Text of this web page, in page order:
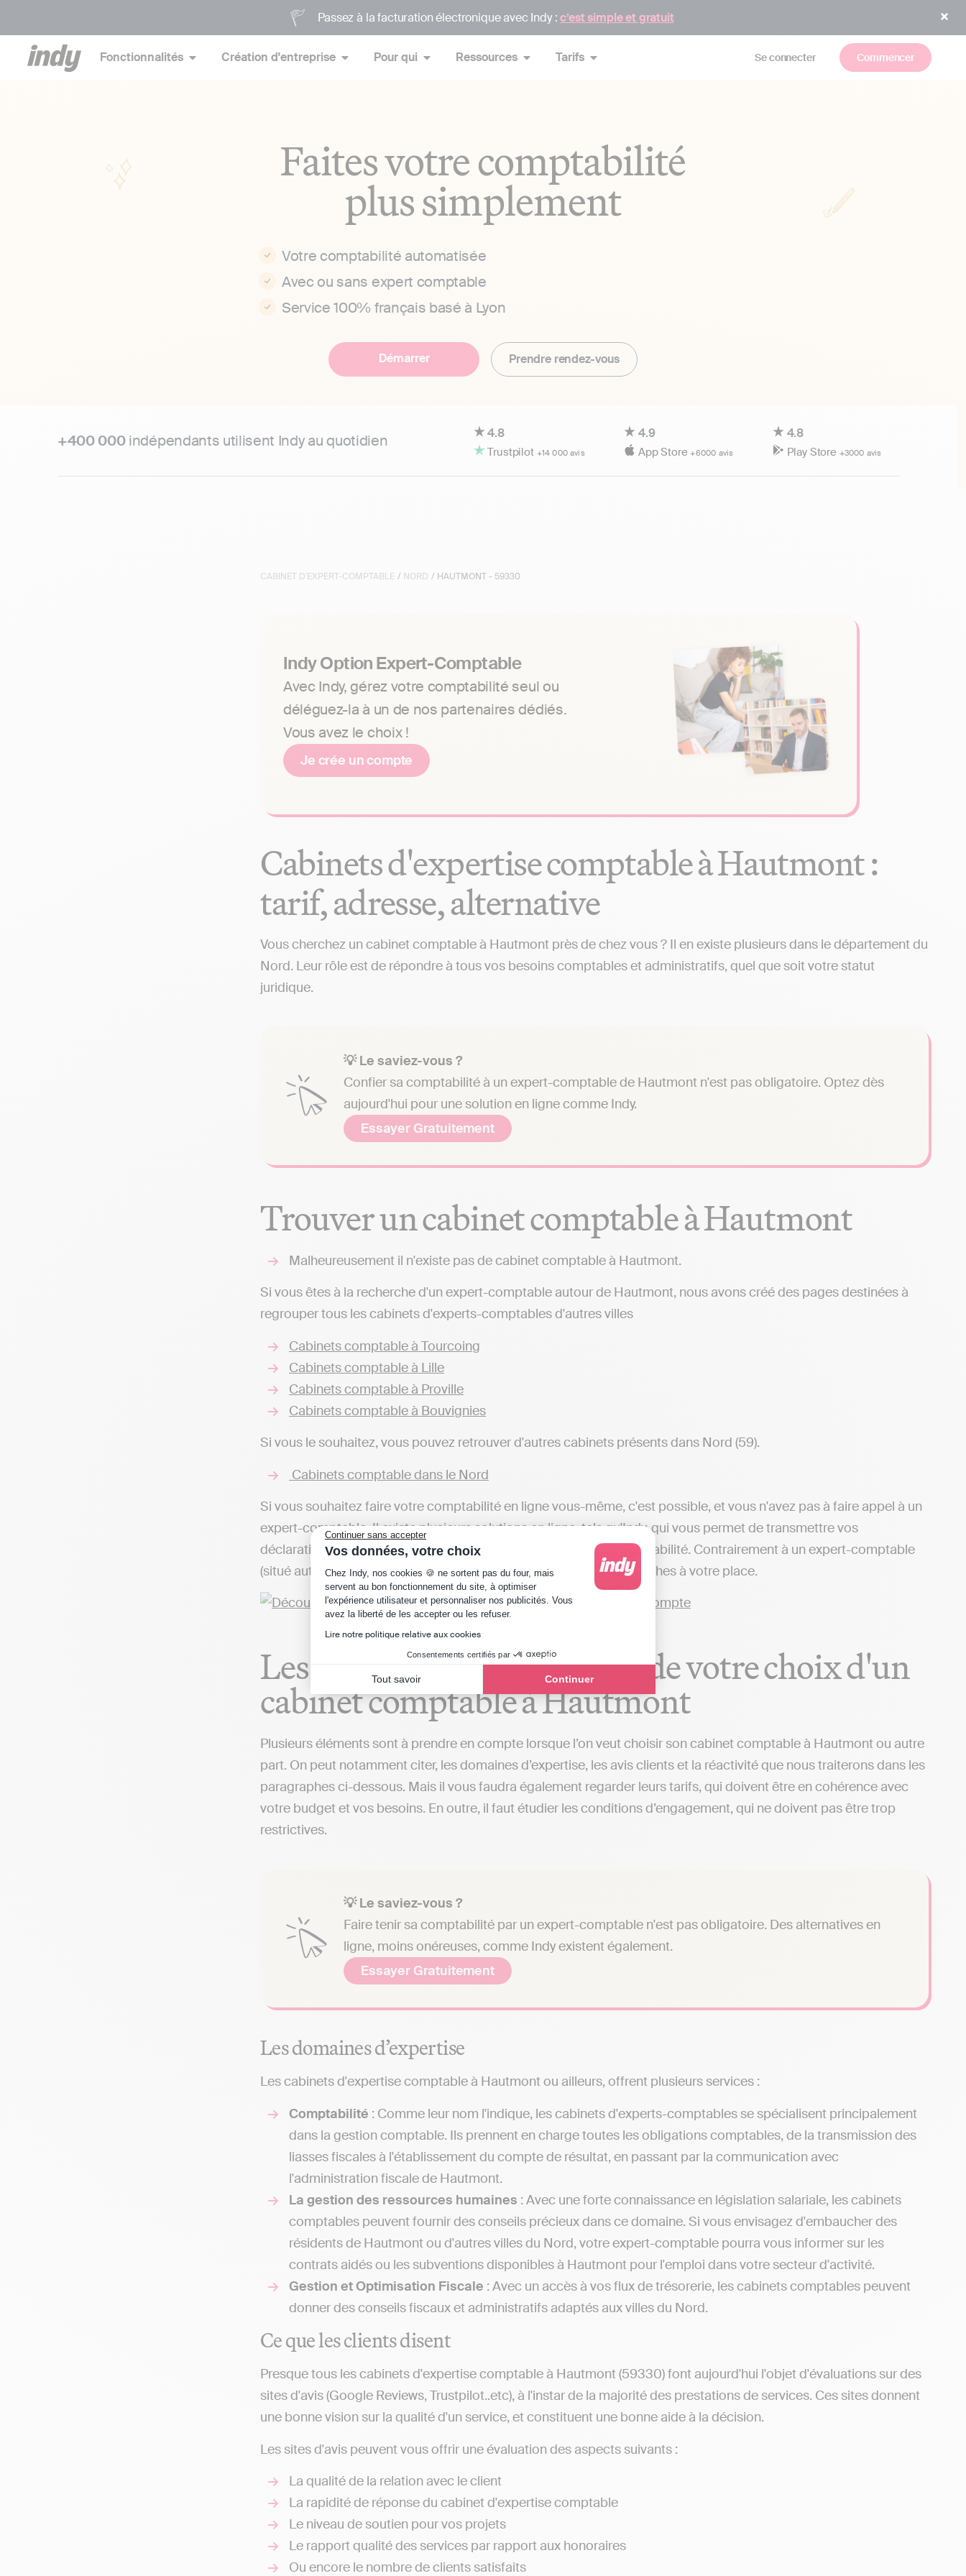
Continuer sans accepter
Vos données, votre choix
Plateforme de Gestion du Consentement : Personnalisez vos Options
Chez Indy, nos cookies 🍪 ne sortent pas du four, mais
servent au bon fonctionnement du site, à optimiser
l'expérience utilisateur et personnaliser nos publicités. Vous
avez la liberté de les accepter ou les refuser.
Lire notre politique relative aux cookies
Consentements certifiés par
Tout savoir Continuer
Axeptio consent
Passez à la facturation électronique avec Indy :c’est simple et gratuit
Fonctionnalités Création d'entreprise Pour qui Ressources Tarifs Se connecter Commencer
Faites votre comptabilité
plus simplement
Votre comptabilité automatisée
Avec ou sans expert comptable
Service 100% français basé à Lyon
Démarrer Prendre rendez-vous
+400 000indépendants utilisent Indy au quotidien 4.8
Trustpilot +14 000 avis
4.9
App Store+6000 avis
4.8
Play Store +3000 avis
CABINET D'EXPERT-COMPTABLE / NORD / HAUTMONT - 59330
Indy Option Expert-Comptable
Avec Indy, gérez votre comptabilité seul ou
déléguez-la à un de nos partenaires dédiés.
Vous avez le choix !
Je crée un compte
Cabinets d'expertise comptable à Hautmont :
tarif, adresse, alternative
Vous cherchez un cabinet comptable à Hautmont près de chez vous ? Il en existe plusieurs dans le département du
Nord. Leur rôle est de répondre à tous vos besoins comptables et administratifs, quel que soit votre statut
juridique.
💡 Le saviez-vous ?
Confier sa comptabilité à un expert-comptable de Hautmont n'est pas obligatoire. Optez dès
aujourd'hui pour une solution en ligne comme Indy.
Essayer Gratuitement
Trouver un cabinet comptable à Hautmont
Malheureusement il n'existe pas de cabinet comptable à Hautmont.
Si vous êtes à la recherche d'un expert-comptable autour de Hautmont, nous avons créé des pages destinées à
regrouper tous les cabinets d'experts-comptables d'autres villes
Cabinets comptable à Tourcoing
Cabinets comptable à Lille
Cabinets comptable à Proville
Cabinets comptable à Bouvignies
Si vous le souhaitez, vous pouvez retrouver d'autres cabinets présents dans Nord (59).
Cabinets comptable dans le Nord
Si vous souhaitez faire votre comptabilité en ligne vous-même, c'est possible, et vous n'avez pas à faire appel à un
expert-comptable. Il existe plusieurs solutions en ligne, tels qu'Indy, qui vous permet de transmettre vos
déclarations fiscales et de vous rendre autonome pour votre comptabilité. Contrairement à un expert-comptable
(situé autour de Hautmont ou d'autres villes) qui réalisera les démarches à votre place.
Les critères importants lors de votre choix d'un
cabinet comptable à Hautmont
Plusieurs éléments sont à prendre en compte lorsque l’on veut choisir son cabinet comptable à Hautmont ou autre
part. On peut notamment citer, les domaines d’expertise, les avis clients et la réactivité que nous traiterons dans les
paragraphes ci-dessous. Mais il vous faudra également regarder leurs tarifs, qui doivent être en cohérence avec
votre budget et vos besoins. En outre, il faut étudier les conditions d’engagement, qui ne doivent pas être trop
restrictives.
💡 Le saviez-vous ?
Faire tenir sa comptabilité par un expert-comptable n'est pas obligatoire. Des alternatives en
ligne, moins onéreuses, comme Indy existent également.
Essayer Gratuitement
Les domaines d’expertise
Les cabinets d'expertise comptable à Hautmont ou ailleurs, offrent plusieurs services :
Comptabilité : Comme leur nom l'indique, les cabinets d'experts-comptables se spécialisent principalement
dans la gestion comptable. Ils prennent en charge toutes les obligations comptables, de la transmission des
liasses fiscales à l'établissement du compte de résultat, en passant par la communication avec
l'administration fiscale de Hautmont.
La gestion des ressources humaines : Avec une forte connaissance en législation salariale, les cabinets
comptables peuvent fournir des conseils précieux dans ce domaine. Si vous envisagez d'embaucher des
résidents de Hautmont ou d'autres villes du Nord, votre expert-comptable pourra vous informer sur les
contrats aidés ou les subventions disponibles à Hautmont pour l'emploi dans votre secteur d'activité.
Gestion et Optimisation Fiscale : Avec un accès à vos flux de trésorerie, les cabinets comptables peuvent
donner des conseils fiscaux et administratifs adaptés aux villes du Nord.
Ce que les clients disent
Presque tous les cabinets d'expertise comptable à Hautmont (59330) font aujourd'hui l'objet d'évaluations sur des
sites d'avis (Google Reviews, Trustpilot..etc), à l'instar de la majorité des prestations de services. Ces sites donnent
une bonne vision sur la qualité d'un service, et constituent une bonne aide à la décision.
Les sites d'avis peuvent vous offrir une évaluation des aspects suivants :
La qualité de la relation avec le client
La rapidité de réponse du cabinet d'expertise comptable
Le niveau de soutien pour vos projets
Le rapport qualité des services par rapport aux honoraires
Ou encore le nombre de clients satisfaits